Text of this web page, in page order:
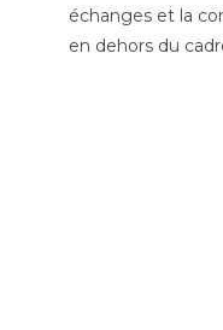
échanges et la
en dehors du